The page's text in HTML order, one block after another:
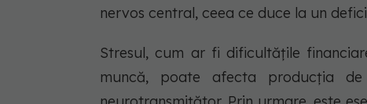
nervos central, ceea ce duce la un
Stresul, cum ar fi dificultățile
muncă, poate afecta producția